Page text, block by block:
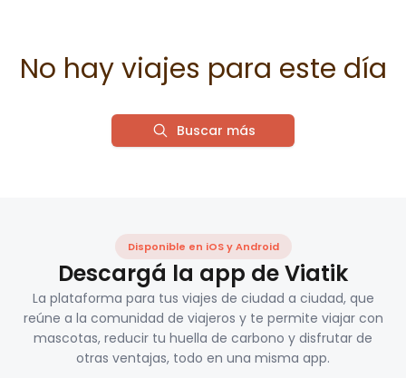
No hay viajes para este día
Buscar más
Disponible en iOS y Android
Descargá la app de Viatik
La plataforma para tus viajes de ciudad a ciudad, que
reúne a la comunidad de viajeros y te permite viajar con
mascotas, reducir tu huella de carbono y disfrutar de
otras ventajas, todo en una misma app.